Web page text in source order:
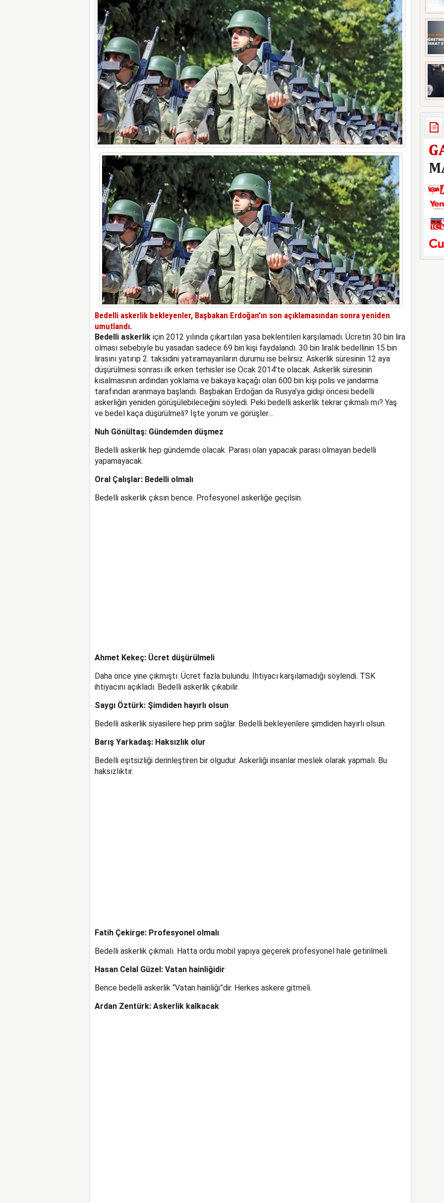
Bedelli askerlik bekleyenler, Başbakan Erdoğan’ın son açıklamasından sonra yeniden
umutlandı.
Bedelli askerlikiçin 2012 yılında çıkartılan yasa beklentileri karşılamadı. Ücretin 30 bin lira
olması sebebiyle bu yasadan sadece 69 bin kişi faydalandı. 30 bin liralık bedellinin 15 bin
lirasını yatırıp 2. taksidini yatıramayanların durumu ise belirsiz. Askerlik süresinin 12 aya
düşürülmesi sonrası ilk erken terhisler ise Ocak 2014’te olacak. Askerlik süresinin
kısalmasının ardından yoklama ve bakaya kaçağı olan 600 bin kişi polis ve jandarma
tarafından aranmaya başlandı. Başbakan Erdoğan da Rusya’ya gidişi öncesi bedelli
askerliğin yeniden görüşülebileceğini söyledi. Peki bedelli askerlik tekrar çıkmalı mı? Yaş
ve bedel kaça düşürülmeli? İşte yorum ve görüşler…
Nuh Gönültaş: Gündemden düşmez
Bedelli askerlik hep gündemde olacak. Parası olan yapacak parası olmayan bedelli
yapamayacak.
Oral Çalışlar: Bedelli olmalı
Bedelli askerlik çıksın bence. Profesyonel askerliğe geçilsin.
Ahmet Kekeç: Ücret düşürülmeli
Daha önce yine çıkmıştı. Ücret fazla bulundu. İhtiyacı karşılamadığı söylendi. TSK
ihtiyacını açıkladı. Bedelli askerlik çıkabilir.
Saygı Öztürk: Şimdiden hayırlı olsun
Bedelli askerlik siyasilere hep prim sağlar. Bedelli bekleyenlere şimdiden hayırlı olsun.
Barış Yarkadaş: Haksızlık olur
Bedelli eşitsizliği derinleştiren bir olgudur. Askerliği insanlar meslek olarak yapmalı. Bu
haksızlıktır.
Fatih Çekirge: Profesyonel olmalı
Bedelli askerlik çıkmalı. Hatta ordu mobil yapıya geçerek profesyonel hale getirilmeli.
Hasan Celal Güzel: Vatan hainliğidir
Bence bedelli askerlik “Vatan hainliği”dir. Herkes askere gitmeli.
Ardan Zentürk: Askerlik kalkacak